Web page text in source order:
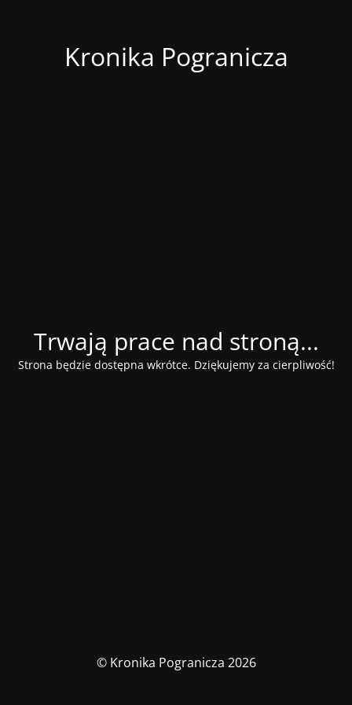
Kronika Pogranicza
Trwają prace nad stroną...
Strona będzie dostępna wkrótce. Dziękujemy za cierpliwość!
© Kronika Pogranicza 2026